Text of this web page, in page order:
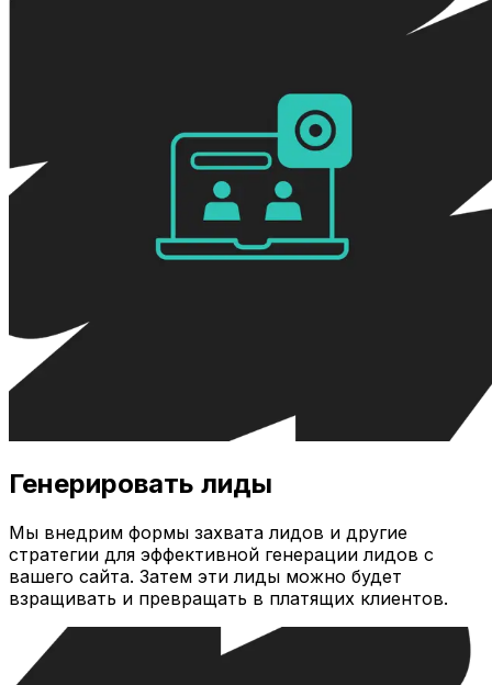
Генерировать лиды
Мы внедрим формы захвата лидов и другие
стратегии для эффективной генерации лидов с
вашего сайта. Затем эти лиды можно будет
взращивать и превращать в платящих клиентов.